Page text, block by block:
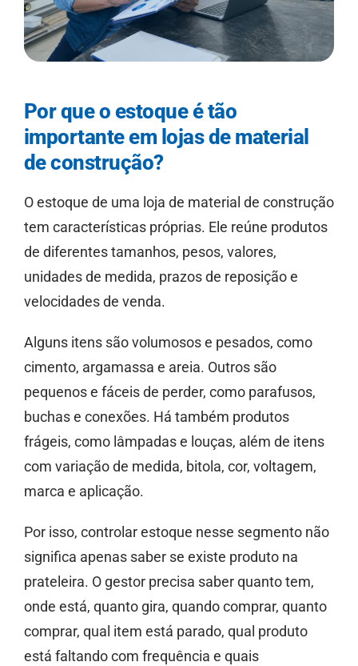
Por que o estoque é tão
importante em lojas de material
de construção?
O estoque de uma loja de material de construção
tem características próprias. Ele reúne produtos
de diferentes tamanhos, pesos, valores,
unidades de medida, prazos de reposição e
velocidades de venda.
Alguns itens são volumosos e pesados, como
cimento, argamassa e areia. Outros são
pequenos e fáceis de perder, como parafusos,
buchas e conexões. Há também produtos
frágeis, como lâmpadas e louças, além de itens
com variação de medida, bitola, cor, voltagem,
marca e aplicação.
Por isso, controlar estoque nesse segmento não
significa apenas saber se existe produto na
prateleira. O gestor precisa saber quanto tem,
onde está, quanto gira, quando comprar, quanto
comprar, qual item está parado, qual produto
está faltando com frequência e quais